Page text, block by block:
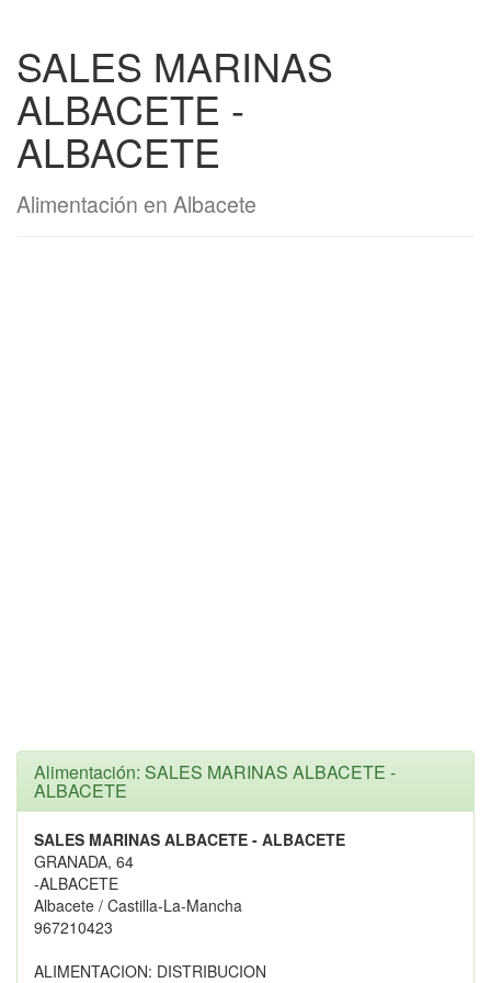
SALES MARINAS
ALBACETE -
ALBACETE
Alimentación en Albacete
Alimentación: SALES MARINAS ALBACETE -
ALBACETE
SALES MARINAS ALBACETE - ALBACETE
GRANADA, 64
-ALBACETE
Albacete / Castilla-La-Mancha
967210423
ALIMENTACION: DISTRIBUCION